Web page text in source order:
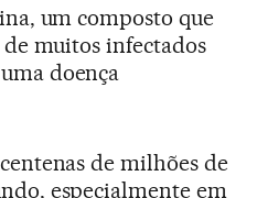
um composto que
muitos infectados
doença
de milhões de
especialmente em